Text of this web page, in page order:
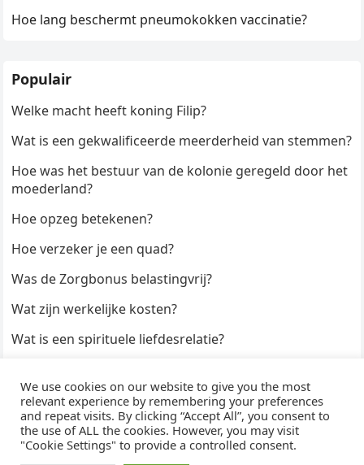
Hoe lang beschermt pneumokokken vaccinatie?
Populair
Welke macht heeft koning Filip?
Wat is een gekwalificeerde meerderheid van stemmen?
Hoe was het bestuur van de kolonie geregeld door het
moederland?
Hoe opzeg betekenen?
Hoe verzeker je een quad?
Was de Zorgbonus belastingvrij?
Wat zijn werkelijke kosten?
Wat is een spirituele liefdesrelatie?
Hoe duur zijn Keukendeurtjes?
© 2026WijzeAntwoorden- Thema doorWPEnjoy· Aangedreven door
We use cookies on our website to give you the most
relevant experience by remembering your preferences
and repeat visits. By clicking “Accept All”, you consent to
the use of ALL the cookies. However, you may visit
"Cookie Settings" to provide a controlled consent.